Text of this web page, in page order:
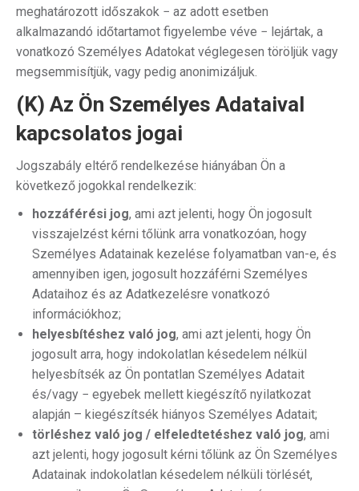
meghatározott időszakok − az adott esetben
alkalmazandó időtartamot figyelembe véve − lejártak, a
vonatkozó Személyes Adatokat véglegesen töröljük vagy
megsemmisítjük, vagy pedig anonimizáljuk.
(K) Az Ön Személyes Adataival
kapcsolatos jogai
Jogszabály eltérő rendelkezése hiányában Ön a
következő jogokkal rendelkezik:
hozzáférési jog, ami azt jelenti, hogy Ön jogosult
visszajelzést kérni tőlünk arra vonatkozóan, hogy
Személyes Adatainak kezelése folyamatban van-e, és
amennyiben igen, jogosult hozzáférni Személyes
Adataihoz és az Adatkezelésre vonatkozó
információkhoz;
helyesbítéshez való jog, ami azt jelenti, hogy Ön
jogosult arra, hogy indokolatlan késedelem nélkül
helyesbítsék az Ön pontatlan Személyes Adatait
és/vagy − egyebek mellett kiegészítő nyilatkozat
alapján – kiegészítsék hiányos Személyes Adatait;
törléshez való jog / elfeledtetéshez való jog, ami
azt jelenti, hogy jogosult kérni tőlünk az Ön Személyes
Adatainak indokolatlan késedelem nélküli törlését,